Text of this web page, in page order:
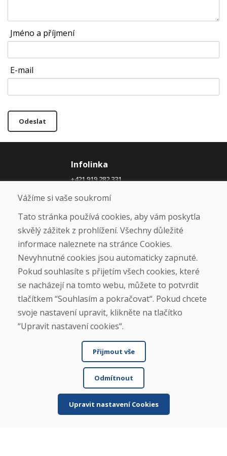
Jméno a příjmení
E-mail
Odeslat
Infolinka
+421 919 282 331
O nás
Blog
O nás
Kontakt
Nákup
Eshop
Jak posíláme elektrokola
Obchodní podmínky
Platba
Reklamace
Vrácení a výměna zboží
Ochrana osobních údajů
Sociální sítě
Vážíme si vaše soukromí
Tato stránka používá cookies, aby vám poskytla
skvělý zážitek z prohlížení. Všechny důležité
informace naleznete na stránce Cookies.
Nevyhnutné cookies jsou automaticky zapnuté.
Pokud souhlasíte s přijetím všech cookies, které
se nacházejí na tomto webu, můžete to potvrdit
tlačítkem “Souhlasím a pokračovat“. Pokud chcete
svoje nastavení upravit, klikněte na tlačítko
“Upravit nastavení cookies“.
Přijmout vše
Odmítnout
Upravit nastavení Cookies